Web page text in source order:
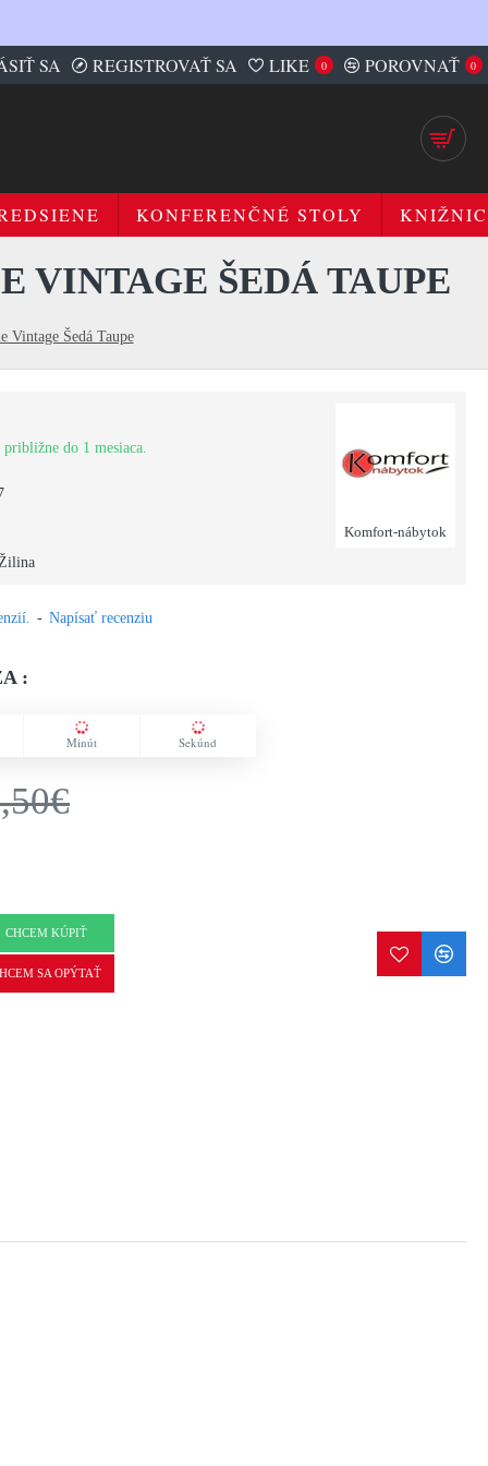
SA REGISTROVAŤ SA LIKE 0 POROVNAŤ 0
KONFERENČNÉ STOLY
Vintage Šedá Taupe
VINTAGE ŠEDÁ TAUPE
do 1 mesiaca.
Komfort-nábytok
- Napísať recenziu
:
Minút Sekúnd
CHCEM KÚPIŤ
SA OPÝTAŤ